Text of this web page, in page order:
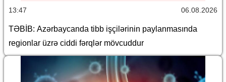
13:47 06.08.2026
TƏBİB: Azərbaycanda tibb işçilərinin paylanmasında
regionlar üzrə ciddi fərqlər mövcuddur